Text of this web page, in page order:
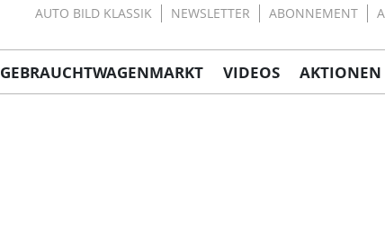
AUTO BILD KLASSIK NEWSLETTER ABONNEMENT
GEBRAUCHTWAGENMARKT VIDEOS AKTIONEN